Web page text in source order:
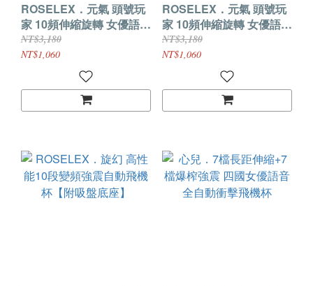
ROSELEX．元氣 頭號玩
家 10頻伸縮旋轉 女優語音
多色彩燈透明腔道全自動
飛機杯【白色】
NT$3,180
NT$1,060
ROSELEX．元氣 頭號玩
家 10頻伸縮旋轉 女優語音
多色彩燈透明腔道全自動
飛機杯【黑色】
NT$3,180
NT$1,060